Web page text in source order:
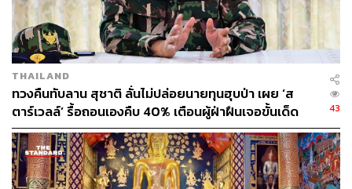
THAILAND
ทวงคืนทับลาน สุชาติ ลั่นไม่ปล่อยนายทุนฮุบป่า เผย ‘ส
ตาร์เวลล์’ รื้อถอนเองคืบ 40% เตือนผู้ฝ่าฝืนเจอขั้นเด็ด
ขาด
43